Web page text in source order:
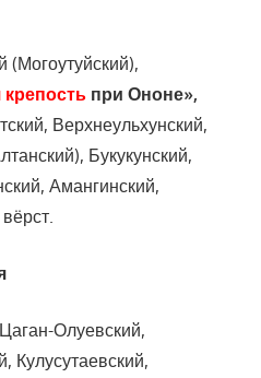
(Могоутуйский),
при Ононе»,
Верхнеульхунский,
Букукунский,
Амангинский,
Олуевский,
Кулусутаевский,